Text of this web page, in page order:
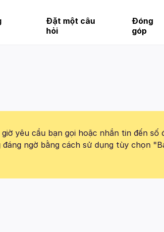
Đặt một câu
hỏi
Đóng
góp
yêu cầu bạn gọi hoặc nhắn tin đến số
ngờ bằng cách sử dụng tùy chọn